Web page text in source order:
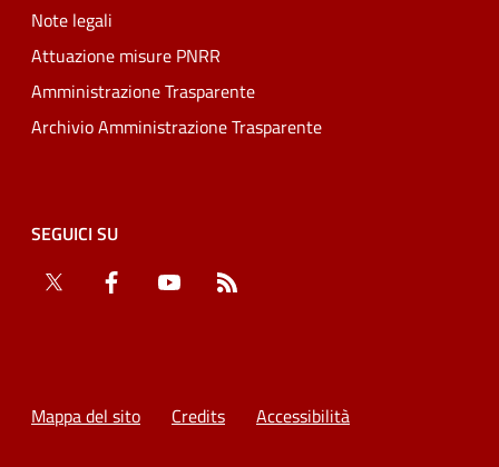
Note legali
Attuazione misure PNRR
Amministrazione Trasparente
Archivio Amministrazione Trasparente
SEGUICI SU
Twitter
Facebook YouTube
Mappa del sito Credits Accessibilità